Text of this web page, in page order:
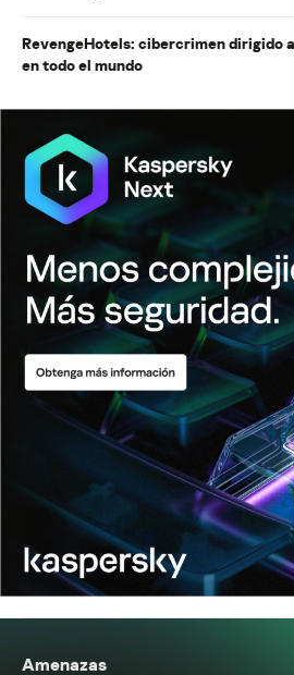
RevengeHotels: cibercrimen dirigido
en todo el mundo
Amenazas